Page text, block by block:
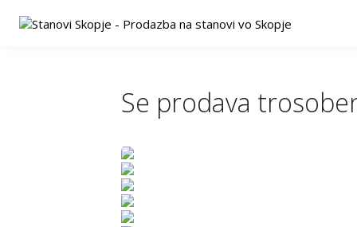
Se prodava